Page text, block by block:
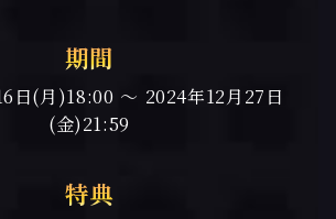
期間
日(月)18:00 ～ 2024年12月27日
(金)21:59
特典